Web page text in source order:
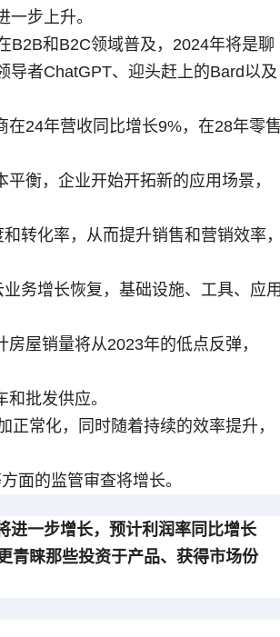
步上升。
B2B和B2C领域普及，2024年将是聊
导者ChatGPT、迎头赶上的Bard以及
24年营收同比增长9%，在28年零
衡，企业开始开拓新的应用场景，
转化率，从而提升销售和营销效率
务增长恢复，基础设施、工具、应
屋销量将从2023年的低点反弹，
批发供应。
常化，同时随着持续的效率提升，
面的监管审查将增长。
进一步增长，预计利润率同比增长
青睐那些投资于产品、获得市场份